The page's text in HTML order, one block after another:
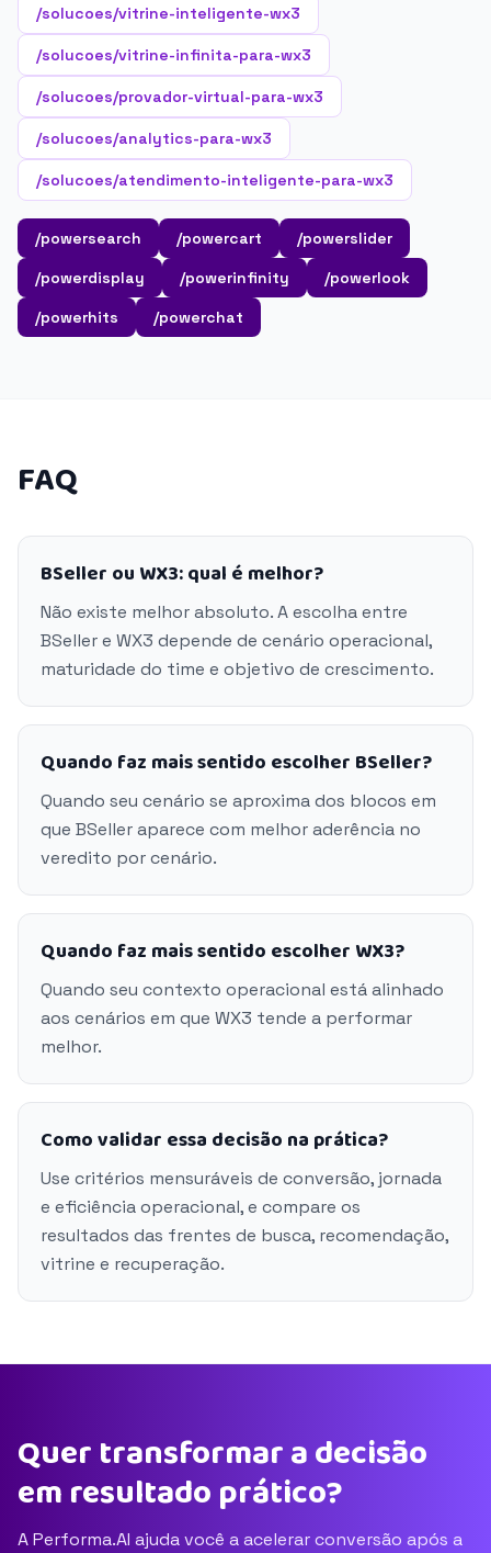
/solucoes/vitrine-inteligente-wx3
/solucoes/vitrine-infinita-para-wx3
/solucoes/provador-virtual-para-wx3
/solucoes/analytics-para-wx3
/solucoes/atendimento-inteligente-para-wx3
/powersearch /powercart
/powerslider
/powerdisplay
/powerinfinity
/powerlook
/powerhits
/powerchat
FAQ
BSeller ou WX3: qual é melhor?
Não existe melhor absoluto. A escolha entre
BSeller e WX3 depende de cenário operacional,
maturidade do time e objetivo de crescimento.
Quando faz mais sentido escolher BSeller?
Quando seu cenário se aproxima dos blocos em
que BSeller aparece com melhor aderência no
veredito por cenário.
Quando faz mais sentido escolher WX3?
Quando seu contexto operacional está alinhado
aos cenários em que WX3 tende a performar
melhor.
Como validar essa decisão na prática?
Use critérios mensuráveis de conversão, jornada
e eficiência operacional, e compare os
resultados das frentes de busca, recomendação,
vitrine e recuperação.
Quer transformar a decisão
em resultado prático?
A Performa.AI ajuda você a acelerar conversão após a